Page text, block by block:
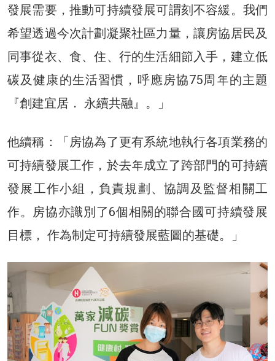
發展需要，推動可持續發展可謂刻不容緩。我們
希望透過今次計劃凝聚社區力量，讓房協居民及
同事從衣、食、住、行的生活細節入手，建立低
碳及健康的生活習慣，呼應房協75周年的主題
『創建宜居． 永續共融』。」
他續稱：「房協為了更有系統地執行各項業務的
可持續發展工作，於去年成立了跨部門的可持續
發展工作小組，負責規劃、協調及監督相關工
作。房協亦識別了6個相關的聯合國可持續發展
目標， 作為制定可持續發展藍圖的基礎。」